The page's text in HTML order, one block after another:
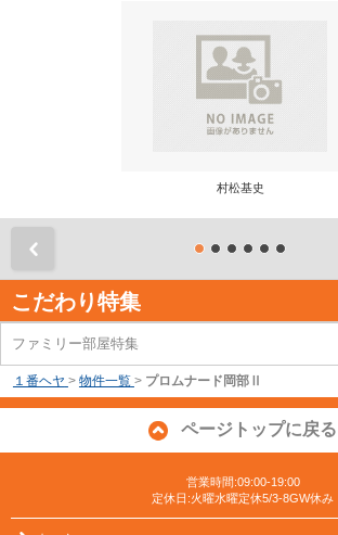
村松基史
こだわり特集
ファミリー部屋特集
１番ヘヤ > 物件一覧 > プロムナード岡部Ⅱ
ページトップに戻る
営業時間:09:00-19:00
定休日:火曜水曜定休5/3-8GW休み